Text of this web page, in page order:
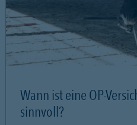
Wann ist eine OP-
sinnvoll?